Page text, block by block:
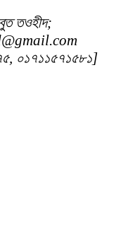
তওহীদ;
০১৭১১৫৭১৫৮১]